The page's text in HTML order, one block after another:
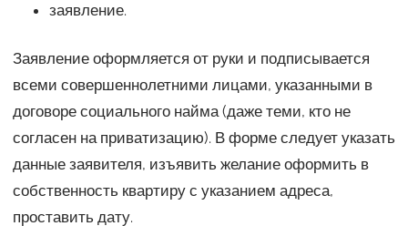
заявление.
Заявление оформляется от руки и подписывается
всеми совершеннолетними лицами, указанными в
договоре социального найма (даже теми, кто не
согласен на приватизацию). В форме следует указать
данные заявителя, изъявить желание оформить в
собственность квартиру с указанием адреса,
проставить дату.